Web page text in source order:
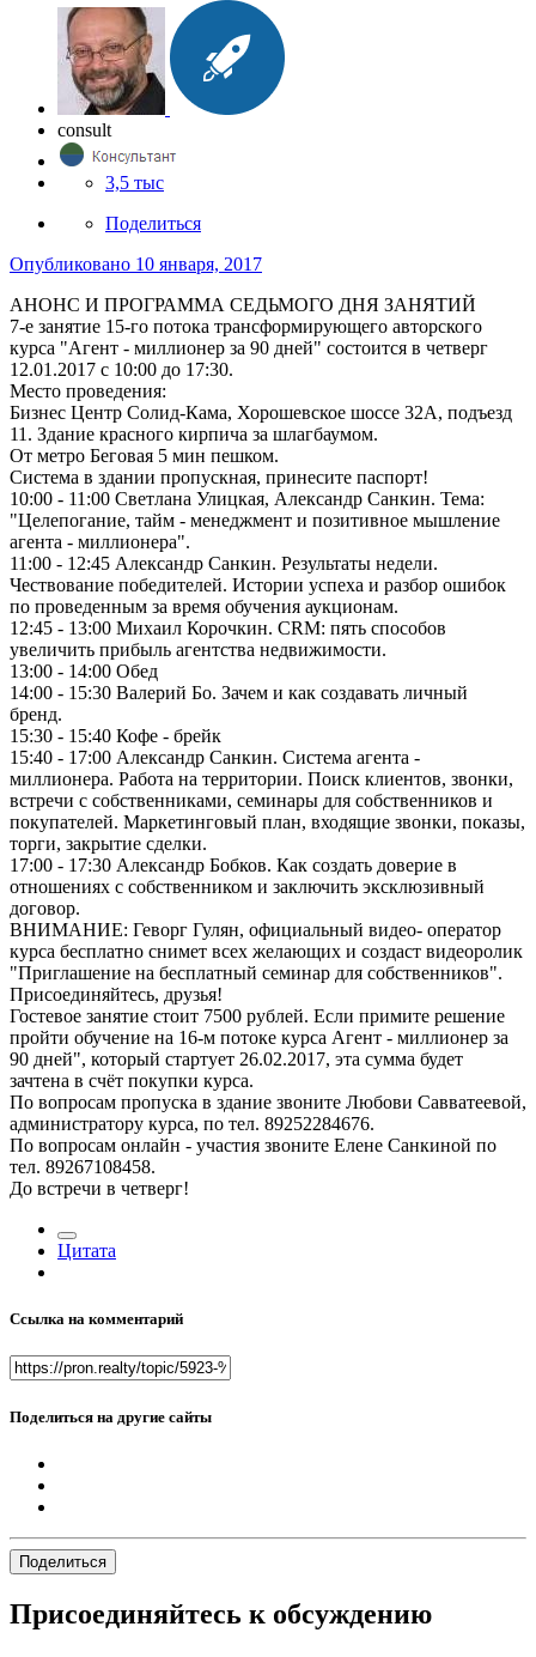
consult
3,5 тыс
Поделиться
Опубликовано 10 января, 2017
АНОНС И ПРОГРАММА СЕДЬМОГО ДНЯ ЗАНЯТИЙ
7-е занятие 15-го потока трансформирующего авторского
курса "Агент - миллионер за 90 дней" состоится в четверг
12.01.2017 с 10:00 до 17:30.
Место проведения:
Бизнес Центр Солид-Кама, Хорошевское шоссе 32А, подъезд
11. Здание красного кирпича за шлагбаумом.
От метро Беговая 5 мин пешком.
Система в здании пропускная, принесите паспорт!
10:00 - 11:00 Светлана Улицкая, Александр Санкин. Тема:
"Целепогание, тайм - менеджмент и позитивное мышление
агента - миллионера".
11:00 - 12:45 Александр Санкин. Результаты недели.
Чествование победителей. Истории успеха и разбор ошибок
по проведенным за время обучения аукционам.
12:45 - 13:00 Михаил Корочкин. CRM: пять способов
увеличить прибыль агентства недвижимости.
13:00 - 14:00 Обед
14:00 - 15:30 Валерий Бо. Зачем и как создавать личный
бренд.
15:30 - 15:40 Кофе - брейк
15:40 - 17:00 Александр Санкин. Система агента -
миллионера. Работа на территории. Поиск клиентов, звонки,
встречи с собственниками, семинары для собственников и
покупателей. Маркетинговый план, входящие звонки, показы,
торги, закрытие сделки.
17:00 - 17:30 Александр Бобков. Как создать доверие в
отношениях с собственником и заключить эксклюзивный
договор.
ВНИМАНИЕ: Геворг Гулян, официальный видео- оператор
курса бесплатно снимет всех желающих и создаст видеоролик
"Приглашение на бесплатный семинар для собственников".
Присоединяйтесь, друзья!
Гостевое занятие стоит 7500 рублей. Если примите решение
пройти обучение на 16-м потоке курса Агент - миллионер за
90 дней", который стартует 26.02.2017, эта сумма будет
зачтена в счёт покупки курса.
По вопросам пропуска в здание звоните Любови Савватеевой,
администратору курса, по тел. 89252284676.
По вопросам онлайн - участия звоните Елене Санкиной по
тел. 89267108458.
До встречи в четверг!
Цитата
Ссылка на комментарий
Поделиться на другие сайты
Поделиться
Присоединяйтесь к обсуждению